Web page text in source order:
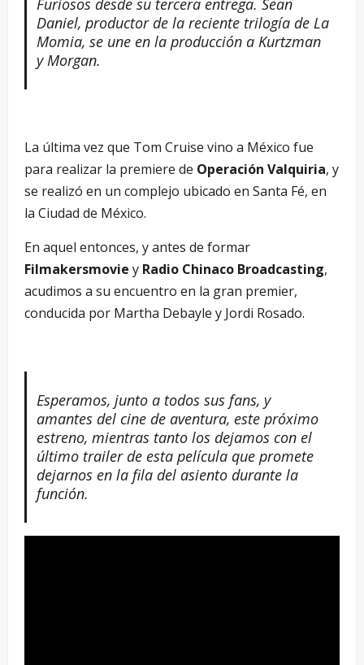
Furiosos desde su tercera entrega. Sean
Daniel, productor de la reciente trilogía de La
Momia, se une en la producción a Kurtzman
y Morgan.
La última vez que Tom Cruise vino a México fue
para realizar la premiere de Operación Valquiria, y
se realizó en un complejo ubicado en Santa Fé, en
la Ciudad de México.
En aquel entonces, y antes de formar
Filmakersmovie y Radio Chinaco Broadcasting,
acudimos a su encuentro en la gran premier,
conducida por Martha Debayle y Jordi Rosado.
Esperamos, junto a todos sus fans, y
amantes del cine de aventura, este próximo
estreno, mientras tanto los dejamos con el
último trailer de esta película que promete
dejarnos en la fila del asiento durante la
función.